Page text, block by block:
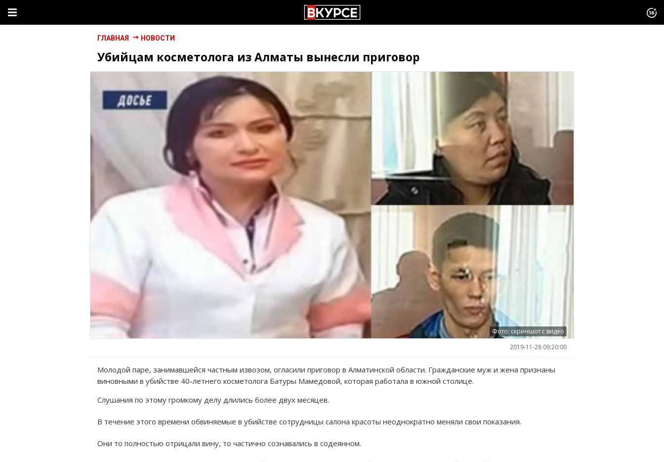
ГЛАВНАЯ НОВОСТИ
Убийцам косметолога из Алматы вынесли приговор
Фото: скриншот с видео
2019-11-28 09:20:00
Молодой паре, занимавшейся частным извозом, огласили приговор в Алматинской области. Гражданские муж и жена признаны
виновными в убийстве 40-летнего косметолога Батуры Мамедовой, которая работала в южной столице.
Слушания по этому громкому делу длились более двух месяцев.
В течение этого времени обвиняемые в убийстве сотрудницы салона красоты неоднократно меняли свои показания.
Они то полностью отрицали вину, то частично сознавались в содеянном.